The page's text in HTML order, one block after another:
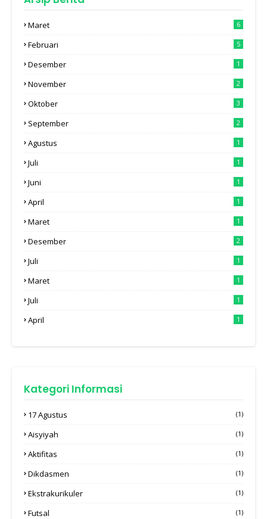
Maret 6
Februari 5
Desember 1
November 2
Oktober 3
September 2
Agustus 1
Juli 1
Juni 1
April 1
Maret 1
Desember 2
Juli 1
Maret 1
Juli 1
April 1
Kategori Informasi
17 Agustus (1)
Aisyiyah (1)
Aktifitas (1)
Dikdasmen (1)
Ekstrakurikuler (1)
Futsal (1)